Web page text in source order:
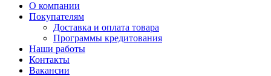
О компании
Покупателям
Доставка и оплата товара
Программы кредитования
Наши работы
Контакты
Вакансии